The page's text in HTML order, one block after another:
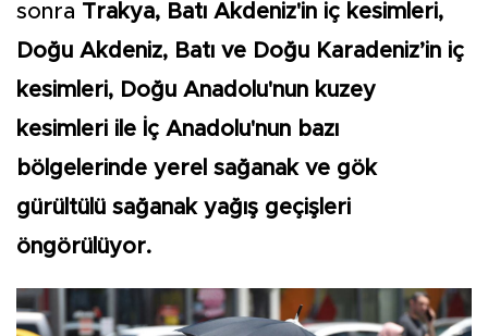
sonra Trakya, Batı Akdeniz'in iç kesimleri,
Doğu Akdeniz, Batı ve Doğu Karadeniz’in iç
kesimleri, Doğu Anadolu'nun kuzey
kesimleri ile İç Anadolu'nun bazı
bölgelerinde yerel sağanak ve gök
gürültülü sağanak yağış geçişleri
öngörülüyor.